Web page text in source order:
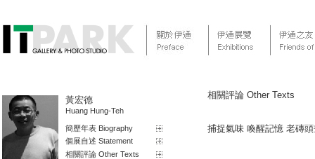
黃宏德
Huang Hung-Teh
簡歷年表 Biography
個展自述 Statement
相關評論 Other Texts
相關評論 Other Texts
捕捉氣味 喚醒記憶 老磚